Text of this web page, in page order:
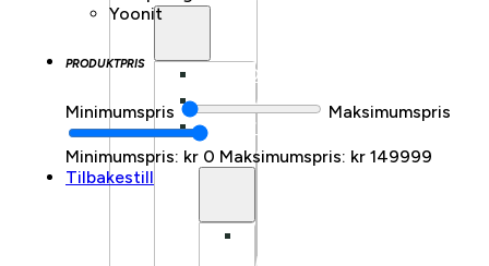
FRONTBÆRENDE
LONGTAIL
LASTESYKKEL
TILBEHØR
Yoonit
PRODUKTPRIS
Minimumspris Maksimumspris
Minimumspris: kr 0 Maksimumspris: kr 149999
Tilbakestill